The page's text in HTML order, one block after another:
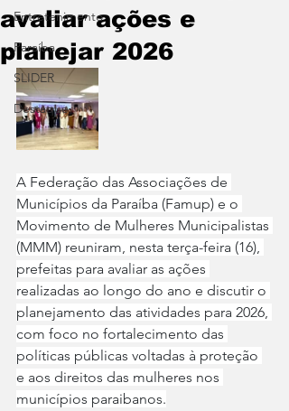
Entretenimento
Paraíba
SLIDER
Destaque
avaliar ações e
planejar 2026
A Federação das Associações de
Municípios da Paraíba (Famup) e o
Movimento de Mulheres Municipalistas
(MMM) reuniram, nesta terça-feira (16),
prefeitas para avaliar as ações
realizadas ao longo do ano e discutir o
planejamento das atividades para 2026,
com foco no fortalecimento das
políticas públicas voltadas à proteção
e aos direitos das mulheres nos
municípios paraibanos.